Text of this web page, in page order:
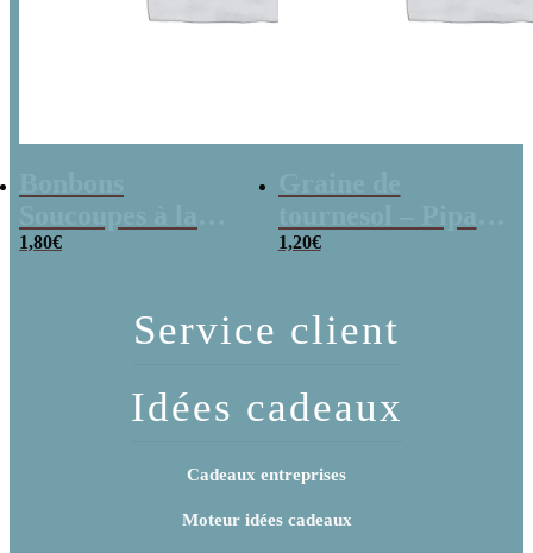
poudre (x20)
1,80€
x 3
1,20€
Service client
Idées cadeaux
Cadeaux entreprises
Moteur idées cadeaux